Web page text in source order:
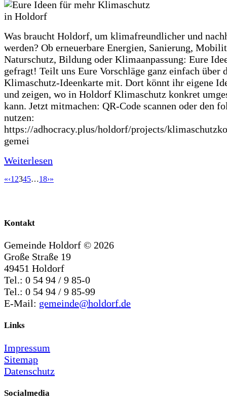
Was braucht Holdorf, um klimafreundlicher und
werden? Ob erneuerbare Energien, Sanierung,
Naturschutz, Bildung oder Klimaanpassung: Eure
gefragt! Teilt uns Eure Vorschläge ganz einfach über
Klimaschutz-Ideenkarte mit. Dort könnt ihr eigene
und zeigen, wo in Holdorf Klimaschutz konkret
kann. Jetzt mitmachen: QR-Code scannen oder den
nutzen:
https://adhocracy.plus/holdorf/projects/
gemei
Weiterlesen
«‹1 2345…18›»
Kontakt
Gemeinde Holdorf © 2026
Große Straße 19
49451 Holdorf
Tel.: 0 54 94 / 9 85-0
Tel.: 0 54 94 / 9 85-99
E-Mail: gemeinde@holdorf.de
Links
Impressum
Sitemap
Datenschutz
Socialmedia